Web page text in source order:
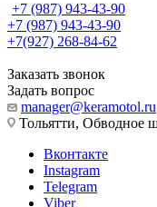
+7 (987) 943-43-90
+7 (987) 943-43-90
+7(927) 268-84-62
Заказать звонок
Задать вопрос
manager@keramotol.ru
Тольятти, Обводное
Вконтакте
Instagram
Telegram
Viber